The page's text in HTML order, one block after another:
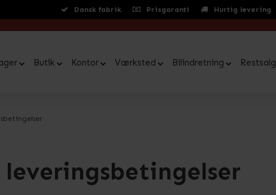
Dansk fabrik Prisgaranti Hurtig levering
Butik Kontor Værksted Bilindretning Restsalg